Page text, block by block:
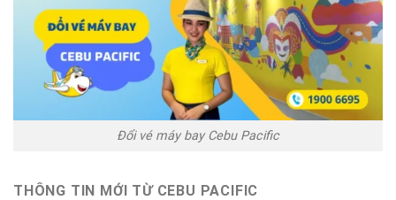
Đổi vé máy bay Cebu Pacific
THÔNG TIN MỚI TỪ CEBU PACIFIC